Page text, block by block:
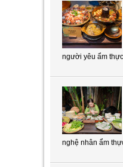
người yêu ẩm
nghệ nhân ẩm